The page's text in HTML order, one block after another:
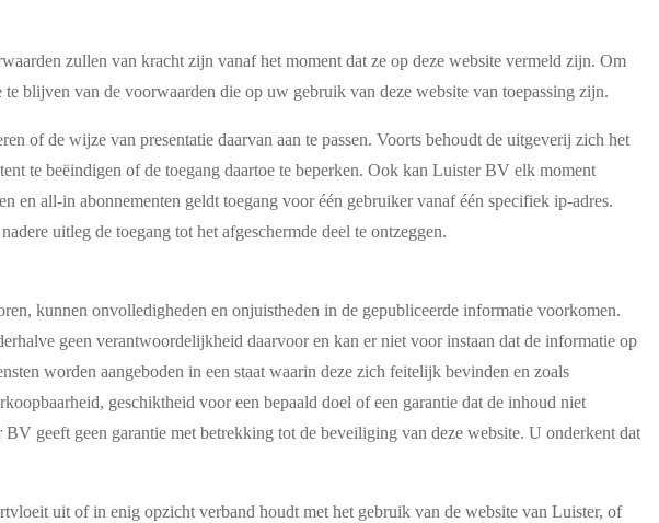
zullen van kracht zijn vanaf het moment dat ze op deze website vermeld zijn. Om
blijven van de voorwaarden die op uw gebruik van deze website van toepassing zijn.
of de wijze van presentatie daarvan aan te passen. Voorts behoudt de uitgeverij zich het
te beëindigen of de toegang daartoe te beperken. Ook kan Luister BV elk moment
en all-in abonnementen geldt toegang voor één gebruiker vanaf één specifiek ip-adres.
uitleg de toegang tot het afgeschermde deel te ontzeggen.
kunnen onvolledigheden en onjuistheden in de gepubliceerde informatie voorkomen.
geen verantwoordelijkheid daarvoor en kan er niet voor instaan dat de informatie op
worden aangeboden in een staat waarin deze zich feitelijk bevinden en zoals
geschiktheid voor een bepaald doel of een garantie dat de inhoud niet
geeft geen garantie met betrekking tot de beveiliging van deze website. U onderkent dat
uit of in enig opzicht verband houdt met het gebruik van de website van Luister, of